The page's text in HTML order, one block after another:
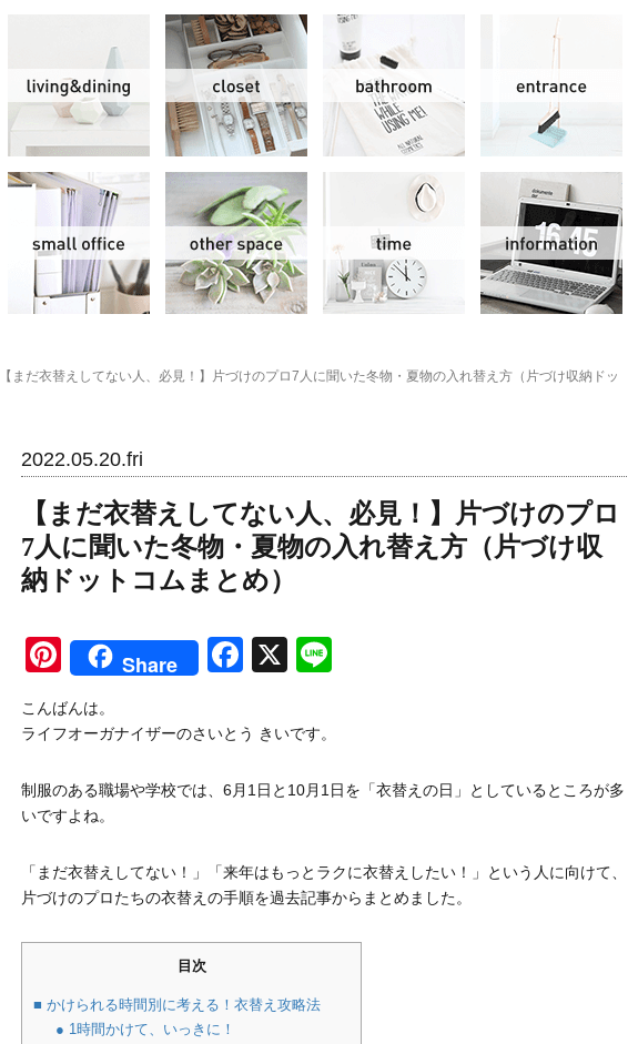
リビング＆ダイニング クローゼット
冷蔵庫 スモールオフィス
【まだ衣替えしてない人、必見！】片づけのプロ7人に聞いた冬物・夏物の入れ替え方（片づけ収納ドッ
クローゼット
2022.05.20.fri
【まだ衣替えしてない人、必見！】片づけのプロ
7人に聞いた冬物・夏物の入れ替え方（片づけ収
納ドットコムまとめ）
Pinterest
Share Facebook
X
こんばんは。
ライフオーガナイザーのさいとう きいです。
制服のある職場や学校では、6月1日と10月1日を「衣替えの日」としているところが多
いですよね。
「まだ衣替えしてない！」「来年はもっとラクに衣替えしたい！」という人に向けて、
片づけのプロたちの衣替えの手順を過去記事からまとめました。
目次
■ かけられる時間別に考える！衣替え攻略法
● 1時間かけて、いっきに！